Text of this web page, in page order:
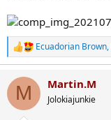
R
e
k
i
Ecuadorian Brown,
M Martin.M
Jolokiajunkie